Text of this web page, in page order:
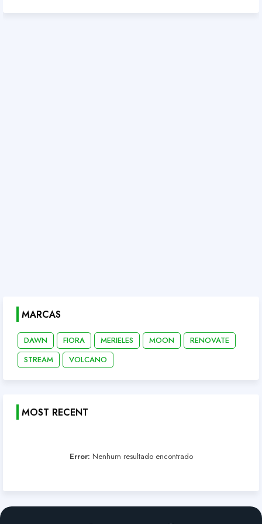
MARCAS
DAWN FIORA MERIELES MOON
RENOVATE
STREAM
VOLCANO
MOST RECENT
Error: Nenhum resultado encontrado